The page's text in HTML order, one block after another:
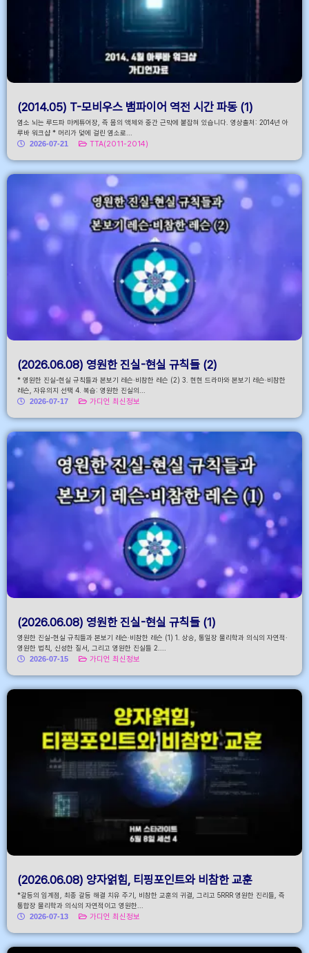
(2014.05) T-모비우스 뱀파이어 역전 시간 파동 (1)
염소 뇌는 루드파 마케튜어장, 즉 몸의 액체와 중간 근막에 붙잡혀 있습니다. 영상출처: 2014년 아
루바 워크샵 * 머리가 덫에 걸린 염소로...
2026-07-21
TTA(2011-2014)
(2026.06.08) 영원한 진실-현실 규칙들 (2)
* 영원한 진실-현실 규칙들과 본보기 레슨·비참한 레슨 (2) 3. 현현 드라마와 본보기 레슨·비참한
레슨, 자유의지 선택 4. 복습: 영원한 진실의...
2026-07-17
가디언 최신정보
(2026.06.08) 영원한 진실-현실 규칙들 (1)
영원한 진실-현실 규칙들과 본보기 레슨·비참한 레슨 (1) 1. 상승, 통일장 물리학과 의식의 자연적·
영원한 법칙, 신성한 질서, 그리고 영원한 진실들 2....
2026-07-15
가디언 최신정보
(2026.06.08) 양자얽힘, 티핑포인트와 비참한 교훈
*갈등의 임계점, 최종 갈등 해결 치유 주기, 비참한 교훈의 귀결, 그리고 5RRR 영원한 진리들, 즉
통합장 물리학과 의식의 자연적이고 영원한...
2026-07-13
가디언 최신정보